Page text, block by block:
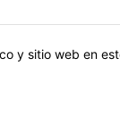
y sitio web en